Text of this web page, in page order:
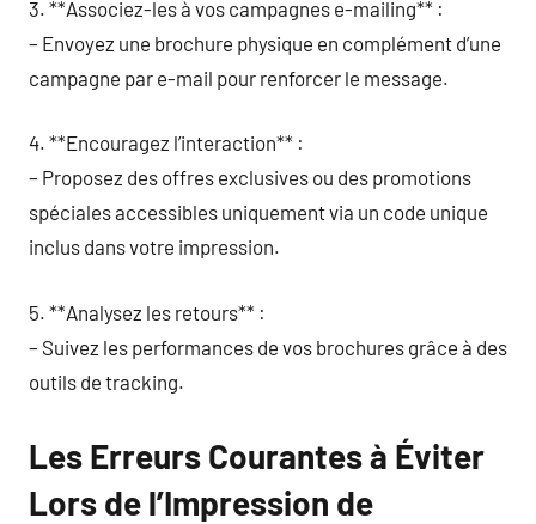
3. **Associez-les à vos campagnes e-mailing** :
– Envoyez une brochure physique en complément d’une
campagne par e-mail pour renforcer le message.
4. **Encouragez l’interaction** :
– Proposez des offres exclusives ou des promotions
spéciales accessibles uniquement via un code unique
inclus dans votre impression.
5. **Analysez les retours** :
– Suivez les performances de vos brochures grâce à des
outils de tracking.
Les Erreurs Courantes à Éviter
Lors de l’Impression de